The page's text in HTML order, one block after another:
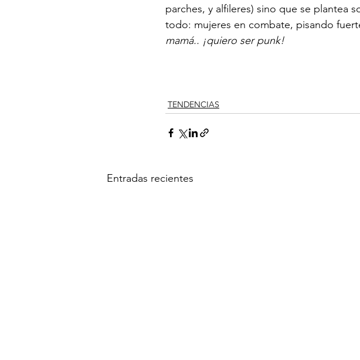
parches, y alfileres) sino que se plantea
todo: mujeres en combate, pisando
mamá.. ¡quiero ser punk!
TENDENCIAS
Entradas recientes